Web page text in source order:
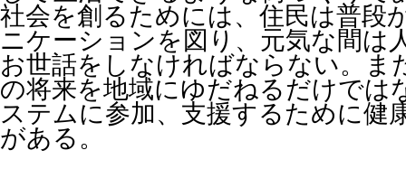
社会を創るためには、住民は普段
ニケーションを図り、元気な間は
お世話をしなければならない。
ま
の将来を地域にゆだねるだけでは
ステムに参加、支援するために健
がある。